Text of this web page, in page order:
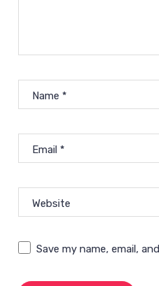
Name *
Email *
Website
Save my name, email,